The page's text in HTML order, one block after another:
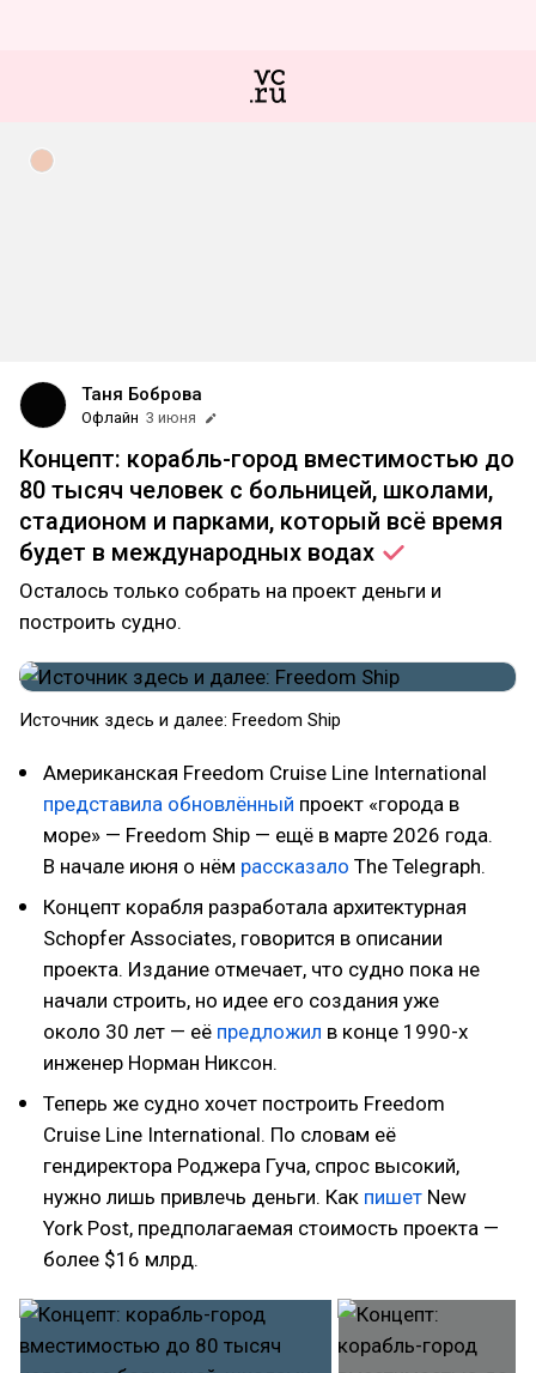
Таня Боброва
Офлайн 3 июня
Концепт: корабль-город вместимостью до
80 тысяч человек с больницей, школами,
стадионом и парками, который всё время
будет в международных водах
Осталось только собрать на проект деньги и
построить судно.
Источник здесь и далее: Freedom Ship
Американская Freedom Cruise Line International
представила обновлённый проект «города в
море» — Freedom Ship — ещё в марте 2026 года.
В начале июня о нём рассказало The Telegraph.
Концепт корабля разработала архитектурная
Schopfer Associates, говорится в описании
проекта. Издание отмечает, что судно пока не
начали строить, но идее его создания уже
около 30 лет — её предложил в конце 1990-х
инженер Норман Никсон.
Теперь же судно хочет построить Freedom
Cruise Line International. По словам её
гендиректора Роджера Гуча, спрос высокий,
нужно лишь привлечь деньги. Как пишет New
York Post, предполагаемая стоимость проекта —
более $16 млрд.